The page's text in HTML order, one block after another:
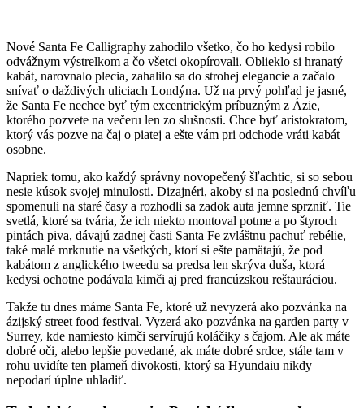
Nové Santa Fe Calligraphy zahodilo všetko, čo ho kedysi robilo
odvážnym výstrelkom a čo všetci okopírovali. Oblieklo si hranatý
kabát, narovnalo plecia, zahalilo sa do strohej elegancie a začalo
snívať o daždivých uliciach Londýna. Už na prvý pohľad je jasné,
že Santa Fe nechce byť tým excentrickým príbuzným z Ázie,
ktorého pozvete na večeru len zo slušnosti. Chce byť aristokratom,
ktorý vás pozve na čaj o piatej a ešte vám pri odchode vráti kabát
osobne.
Napriek tomu, ako každý správny novopečený šľachtic, si so sebou
nesie kúsok svojej minulosti. Dizajnéri, akoby si na poslednú chvíľu
spomenuli na staré časy a rozhodli sa zadok auta jemne sprzniť. Tie
svetlá, ktoré sa tvária, že ich niekto montoval potme a po štyroch
pintách piva, dávajú zadnej časti Santa Fe zvláštnu pachuť rebélie,
také malé mrknutie na všetkých, ktorí si ešte pamätajú, že pod
kabátom z anglického tweedu sa predsa len skrýva duša, ktorá
kedysi ochotne podávala kimči aj pred francúzskou reštauráciou.
Takže tu dnes máme Santa Fe, ktoré už nevyzerá ako pozvánka na
ázijský street food festival. Vyzerá ako pozvánka na garden party v
Surrey, kde namiesto kimči servírujú koláčiky s čajom. Ale ak máte
dobré oči, alebo lepšie povedané, ak máte dobré srdce, stále tam v
rohu uvidíte ten plameň divokosti, ktorý sa Hyundaiu nikdy
nepodarí úplne uhladiť.